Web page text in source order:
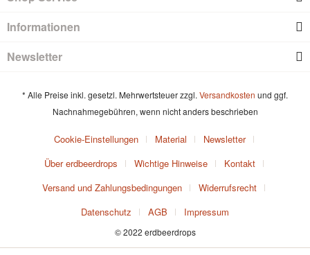
Informationen
Newsletter
* Alle Preise inkl. gesetzl. Mehrwertsteuer zzgl. Versandkosten und ggf.
Nachnahmegebühren, wenn nicht anders beschrieben
Cookie-Einstellungen Material
Newsletter
Über erdbeerdrops
Wichtige Hinweise
Kontakt
Versand und Zahlungsbedingungen
Widerrufsrecht
Datenschutz
AGB Impressum
© 2022 erdbeerdrops